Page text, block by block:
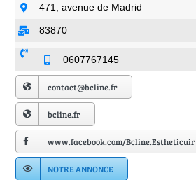
Petites annonces
Annuaire Fournisseurs
Actualités
Contact
471, avenue de Madrid
83870
0607767145
contact@bcline.fr
bcline.fr
www.facebook.com/Bcline.Estheticuir
NOTRE ANNONCE